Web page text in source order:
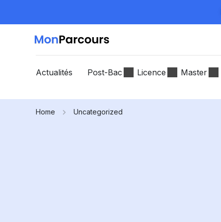
Actualités Post-Bac Licence Master
Home Uncategorized